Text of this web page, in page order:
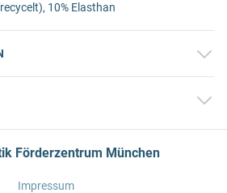
10% Elasthan
Förderzentrum München
Impressum